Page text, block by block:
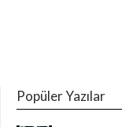
Popüler Yazılar